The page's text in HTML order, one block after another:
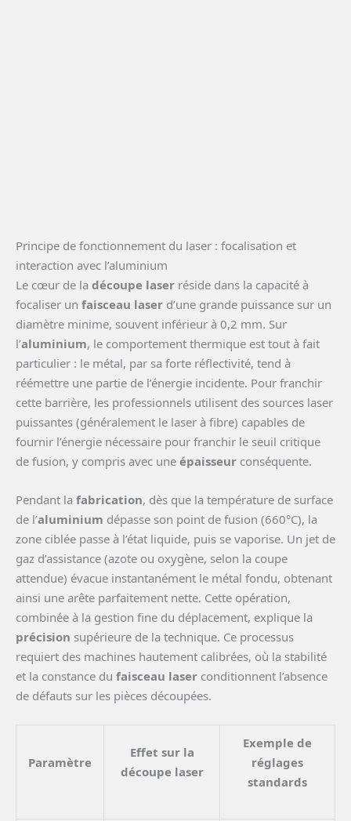
Principe de fonctionnement du laser : focalisation et
interaction avec l’aluminium
Le cœur de la découpe laser réside dans la capacité à
focaliser un faisceau laser d’une grande puissance sur un
diamètre minime, souvent inférieur à 0,2 mm. Sur
l’aluminium, le comportement thermique est tout à fait
particulier : le métal, par sa forte réflectivité, tend à
réémettre une partie de l’énergie incidente. Pour franchir
cette barrière, les professionnels utilisent des sources laser
puissantes (généralement le laser à fibre) capables de
fournir l’énergie nécessaire pour franchir le seuil critique
de fusion, y compris avec une épaisseur conséquente.
Pendant la fabrication, dès que la température de surface
de l’aluminium dépasse son point de fusion (660°C), la
zone ciblée passe à l’état liquide, puis se vaporise. Un jet de
gaz d’assistance (azote ou oxygène, selon la coupe
attendue) évacue instantanément le métal fondu, obtenant
ainsi une arête parfaitement nette. Cette opération,
combinée à la gestion fine du déplacement, explique la
précision supérieure de la technique. Ce processus
requiert des machines hautement calibrées, où la stabilité
et la constance du faisceau laser conditionnent l’absence
de défauts sur les pièces découpées.
Paramètre
Effet sur la
découpe laser
Exemple de
réglages
standards